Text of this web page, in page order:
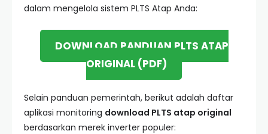
dalam mengelola sistem PLTS Atap Anda:
DOWNLOAD PANDUAN PLTS ATAP
ORIGINAL (PDF)
Selain panduan pemerintah, berikut adalah daftar
aplikasi monitoring download PLTS atap original
berdasarkan merek inverter populer: